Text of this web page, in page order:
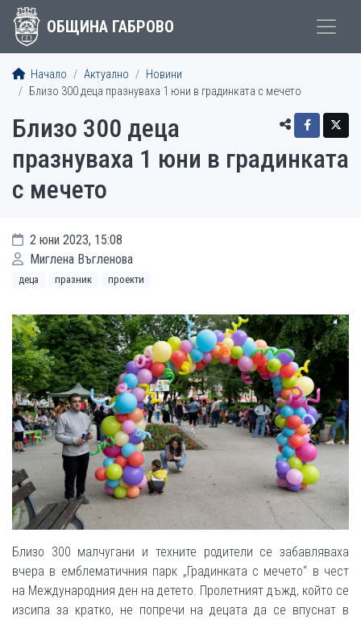
ОБЩИНА ГАБРОВО
Начало Актуално
Новини
Близо 300 деца празнуваха 1 юни в градинката с мечето
Близо 300 деца
празнуваха 1 юни в градинката
с мечето
2 юни 2023, 15:08
Миглена Въгленова
деца празник проекти
Близо 300 малчугани и техните родители се забавляваха
вчера в емблематичния парк „Градинката с мечето“ в чест
на Международния ден на детето. Пролетният дъжд, който се
изсипа за кратко, не попречи на децата да се впуснат в